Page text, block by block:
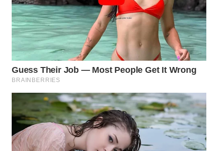
WAHANANEWS
NET
SPORT
WAHANA
UMKM
WAHANA
SELEB